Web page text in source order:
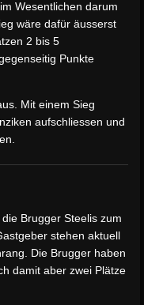
Wesentlichen darum
wäre dafür äusserst
2 bis 5
Punkte
Mit einem Sieg
aufschliessen und
Brugger Steelis zum
stehen aktuell
Die Brugger haben
damit aber zwei Plätze